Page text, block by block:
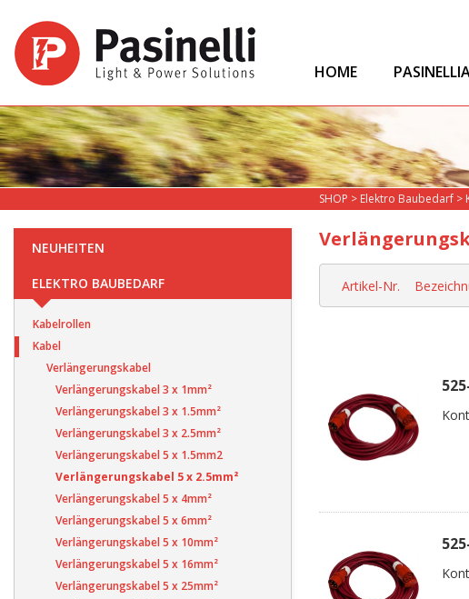
HOME
NEUHEITEN
ELEKTRO BAUBEDARF
Kabelrollen
Kabel
Verlängerungskabel
Verlängerungskabel 3 x 1mm²
Verlängerungskabel 3 x 1.5mm²
Verlängerungskabel 3 x 2.5mm²
Verlängerungskabel 5 x 1.5mm2
Verlängerungskabel 5 x 2.5mm²
Verlängerungskabel 5 x 4mm²
Verlängerungskabel 5 x 6mm²
Verlängerungskabel 5 x 10mm²
Verlängerungskabel 5 x 16mm²
Verlängerungskabel 5 x 25mm²
SHOP > Elektro Baubedarf >
Artikel-Nr.